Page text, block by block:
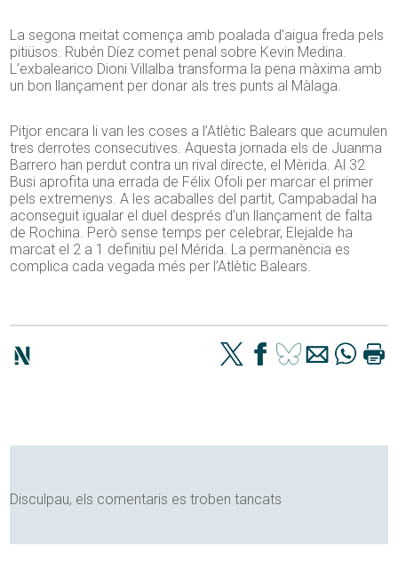
La segona meitat comença amb poalada d’aigua freda pels
pitiüsos. Rubén Díez comet penal sobre Kevin Medina.
L’exbalearico Dioni Villalba transforma la pena màxima amb
un bon llançament per donar als tres punts al Màlaga.
Pitjor encara li van les coses a l’Atlètic Balears que acumulen
tres derrotes consecutives. Aquesta jornada els de Juanma
Barrero han perdut contra un rival directe, el Mèrida. Al 32
Busi aprofita una errada de Félix Ofoli per marcar el primer
pels extremenys. A les acaballes del partit, Campabadal ha
aconseguit igualar el duel després d’un llançament de falta
de Rochina. Però sense temps per celebrar, Elejalde ha
marcat el 2 a 1 definitiu pel Mérida. La permanència es
complica cada vegada més per l’Atlètic Balears.
Disculpau, els comentaris es troben tancats